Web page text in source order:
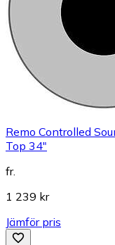
Remo Controlled
Top 34"
fr.
1 239 kr
Jämför pris